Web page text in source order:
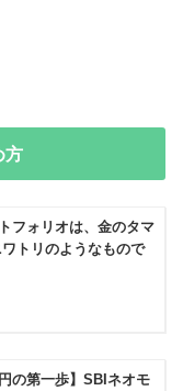
方
フォリオは、金のタマ
トリのようなもので
の第一歩】SBIネオモ